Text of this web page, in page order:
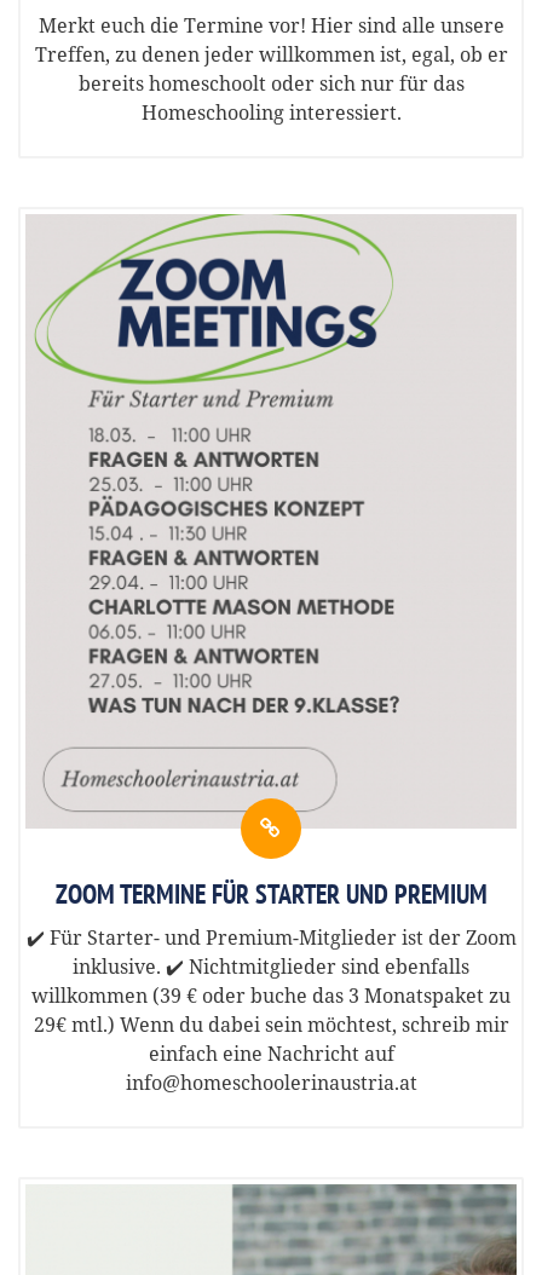
Merkt euch die Termine vor! Hier sind alle unsere
Treffen, zu denen jeder willkommen ist, egal, ob er
bereits homeschoolt oder sich nur für das
Homeschooling interessiert.
ZOOM TERMINE FÜR STARTER UND PREMIUM
✔️ Für Starter- und Premium-Mitglieder ist der Zoom
inklusive. ✔️ Nichtmitglieder sind ebenfalls
willkommen (39 € oder buche das 3 Monatspaket zu
29€ mtl.) Wenn du dabei sein möchtest, schreib mir
einfach eine Nachricht auf
info@homeschoolerinaustria.at